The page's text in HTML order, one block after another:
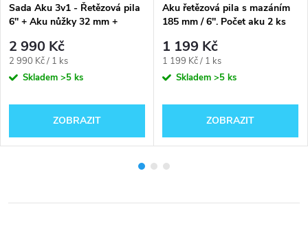
Sada Aku 3v1 - Řetězová pila
6'' + Aku nůžky 32 mm +
ks
2 990 Kč
Měrná
cena:
2 990 Kč / 1 ks
Skladem >5 ks
ZOBRAZIT
Aku řetězová pila s mazáním
185 mm / 6''. Počet aku 2 ks
1 199 Kč
Měrná
cena:
1 199 Kč / 1 ks
Skladem >5 ks
ZOBRAZIT